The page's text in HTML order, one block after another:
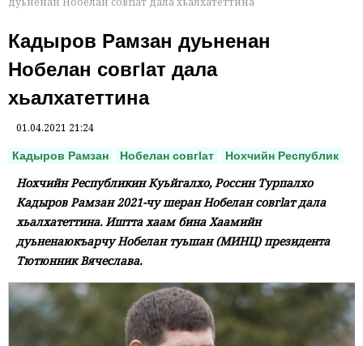
Кадыров Рамзан дуьненан
Нобелан совгlат дала
хьалхатеттина
01.04.2021 21:24
Кадыров Рамзан Нобелан совгlат Нохчийн Республик
Нохчийн Республикин Куьйгалхо, Россин Турпалхо
Кадыров Рамзан 2021-чу шеран Нобелан совгlат дала
хьалхатеттина. Иштта хаам бина Хаамийн
дуьненаюкъарчу Нобелан туьшан (МИНЦ) президента
Тютюнник Вячеслава.